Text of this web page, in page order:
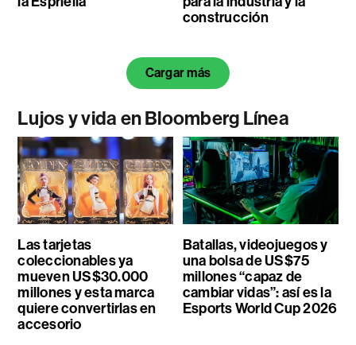
construcción
Cargar más
Lujos y vida en Bloomberg Línea
Las tarjetas
coleccionables ya
mueven US$30.000
millones y esta marca
quiere convertirlas en
accesorio
Batallas, videojuegos y
una bolsa de US$75
millones “capaz de
cambiar vidas”: así es la
Esports World Cup 2026